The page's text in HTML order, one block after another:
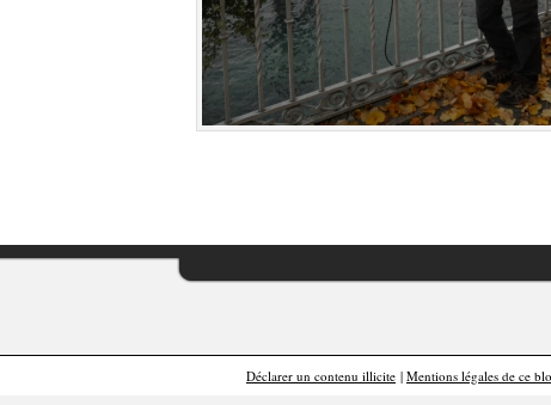
Déclarer un contenu illicite | Mentions légales de ce